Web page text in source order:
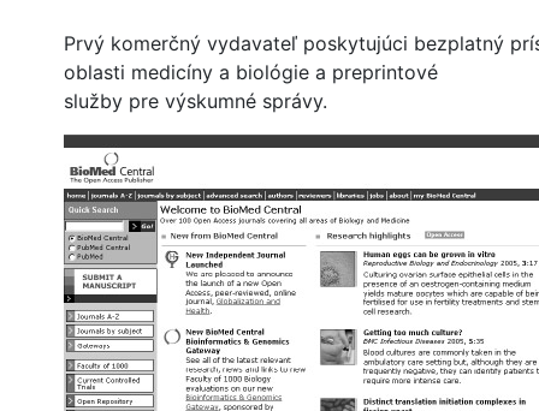
Prvý komerčný vydavateľ poskytujúci bezplatný
oblasti medicíny a biológie a preprintové
služby pre výskumné správy.